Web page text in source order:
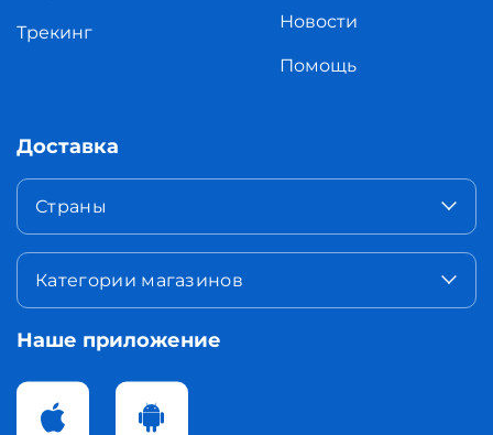
Трекинг
Новости
Помощь
Доставка
Страны
Категории магазинов
Наше приложение